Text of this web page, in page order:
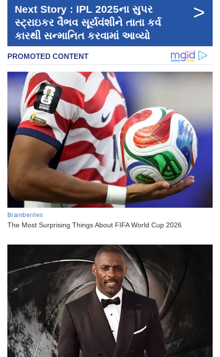
Next Story : IPL 2025ના સુપર
સ્ટ્રાઇકર વૈભવ સૂર્યવંશીને તાતા કર્વ
કારથી સન્માનિત કરવામાં આવ્યો
>